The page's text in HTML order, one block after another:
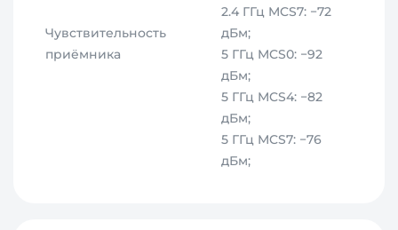
Чувствительность
приёмника
2.4 ГГц MCS7: −72
дБм;
5 ГГц MCS0: −92
дБм;
5 ГГц MCS4: −82
дБм;
5 ГГц MCS7: −76
дБм;